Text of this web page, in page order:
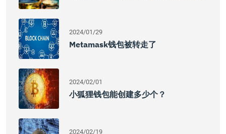
2024/01/29
Metamask钱包被转走了
2024/02/01
小狐狸钱包能创建多少个？
2024/02/19